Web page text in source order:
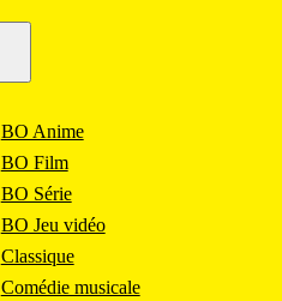
BO Anime
BO Film
BO Série
BO Jeu vidéo
Classique
Comédie musicale